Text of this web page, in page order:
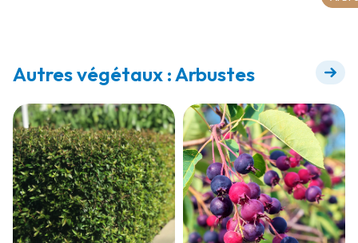
Autres végétaux : Arbustes